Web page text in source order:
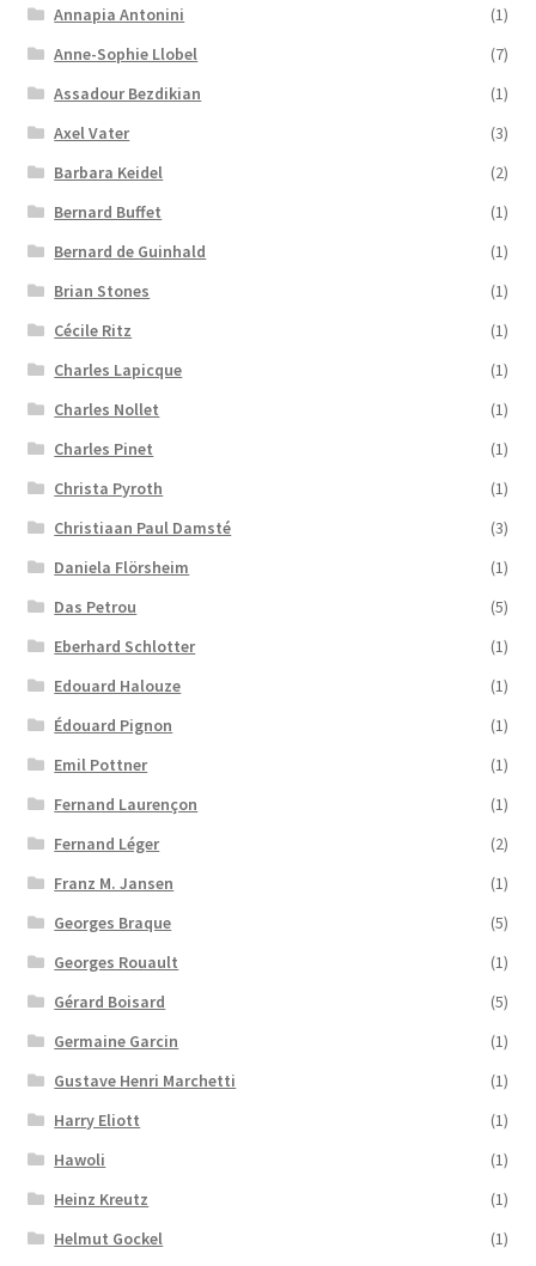
Annapia Antonini
(1)
Anne-Sophie Llobel
(7)
Assadour Bezdikian
(1)
Axel Vater
(3)
Barbara Keidel
(2)
Bernard Buffet
(1)
Bernard de Guinhald
(1)
Brian Stones
(1)
Cécile Ritz
(1)
Charles Lapicque
(1)
Charles Nollet
(1)
Charles Pinet
(1)
Christa Pyroth
(1)
Christiaan Paul Damsté
(3)
Daniela Flörsheim
(1)
Das Petrou
(5)
Eberhard Schlotter
(1)
Edouard Halouze
(1)
Édouard Pignon
(1)
Emil Pottner
(1)
Fernand Laurençon
(1)
Fernand Léger
(2)
Franz M. Jansen
(1)
Georges Braque
(5)
Georges Rouault
(1)
Gérard Boisard
(5)
Germaine Garcin
(1)
Gustave Henri Marchetti
(1)
Harry Eliott
(1)
Hawoli
(1)
Heinz Kreutz
(1)
Helmut Gockel
(1)